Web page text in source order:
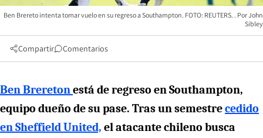
Ben Brereto intenta tomar vuelo en su regreso a Southampton. FOTO: REUTERS.
John
Sibley
Compartir Comentarios
Ben Breretonestá de regreso en Southampton,
equipo dueño de su pase. Tras un semestrecedido
en Sheffield United, el atacante chileno busca